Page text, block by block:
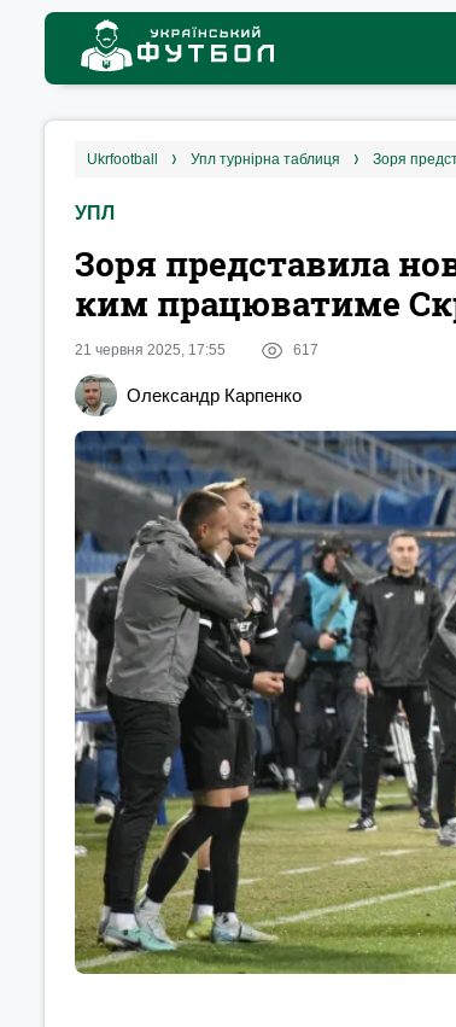
ukrfootball упл турнірна таблиця Зоря
УПЛ
Зоря представила
ким працюватиме
21 червня 2025, 17:55 617
Олександр Карпенко